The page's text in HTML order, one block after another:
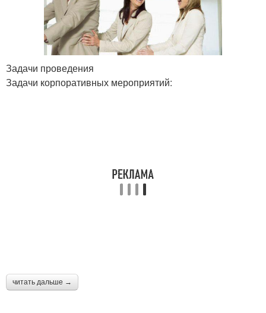
Задачи проведения
Задачи корпоративных мероприятий:
читать дальше →